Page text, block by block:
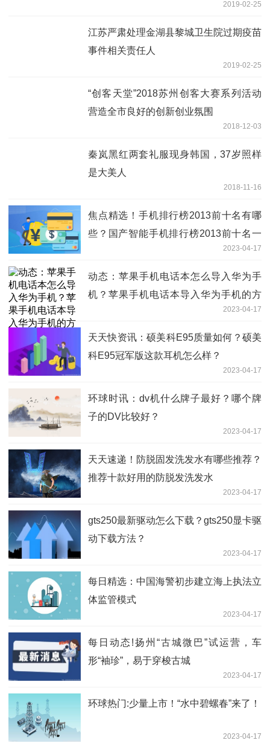
2019-02-25
江苏严肃处理金湖县黎城卫生院过期疫苗
事件相关责任人
2019-02-25
“创客天堂”2018苏州创客大赛系列活动
营造全市良好的创新创业氛围
2018-12-03
秦岚黑红两套礼服现身韩国，37岁照样
是大美人
2018-11-16
焦点精选！手机排行榜2013前十名有哪
些？国产智能手机排行榜2013前十名一
2023-04-17
动态：苹果手机电话本怎么导入华为手
机？苹果手机电话本导入华为手机的方
2023-04-17
天天快资讯：硕美科E95质量如何？硕美
科E95冠军版这款耳机怎么样？
2023-04-17
环球时讯：dv机什么牌子最好？哪个牌
子的DV比较好？
2023-04-17
天天速递！防脱固发洗发水有哪些推荐？
推荐十款好用的防脱发洗发水
2023-04-17
gts250最新驱动怎么下载？gts250显卡驱
动下载方法？
2023-04-17
每日精选：中国海警初步建立海上执法立
体监管模式
2023-04-17
每日动态!扬州“古城微巴”试运营，车
形“袖珍”，易于穿梭古城
2023-04-17
环球热门:少量上市！“水中碧螺春”来了！
2023-04-17